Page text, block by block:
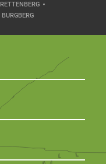
RETTENBERG
BURGBERG